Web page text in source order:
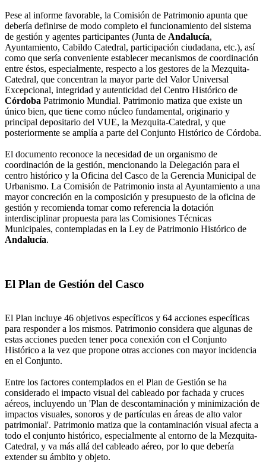
Pese al informe favorable, la Comisión de Patrimonio apunta que
debería definirse de modo completo el funcionamiento del sistema
de gestión y agentes participantes (Junta de Andalucía,
Ayuntamiento, Cabildo Catedral, participación ciudadana, etc.), así
como que sería conveniente establecer mecanismos de coordinación
entre éstos, especialmente, respecto a los gestores de la Mezquita-
Catedral, que concentran la mayor parte del Valor Universal
Excepcional, integridad y autenticidad del Centro Histórico de
Córdoba Patrimonio Mundial. Patrimonio matiza que existe un
único bien, que tiene como núcleo fundamental, originario y
principal depositario del VUE, la Mezquita-Catedral, y que
posteriormente se amplía a parte del Conjunto Histórico de Córdoba.
El documento reconoce la necesidad de un organismo de
coordinación de la gestión, mencionando la Delegación para el
centro histórico y la Oficina del Casco de la Gerencia Municipal de
Urbanismo. La Comisión de Patrimonio insta al Ayuntamiento a una
mayor concreción en la composición y presupuesto de la oficina de
gestión y recomienda tomar como referencia la dotación
interdisciplinar propuesta para las Comisiones Técnicas
Municipales, contempladas en la Ley de Patrimonio Histórico de
Andalucía.
El Plan de Gestión del Casco
El Plan incluye 46 objetivos específicos y 64 acciones específicas
para responder a los mismos. Patrimonio considera que algunas de
estas acciones pueden tener poca conexión con el Conjunto
Histórico a la vez que propone otras acciones con mayor incidencia
en el Conjunto.
Entre los factores contemplados en el Plan de Gestión se ha
considerado el impacto visual del cableado por fachada y cruces
aéreos, incluyendo un 'Plan de descontaminación y minimización de
impactos visuales, sonoros y de partículas en áreas de alto valor
patrimonial'. Patrimonio matiza que la contaminación visual afecta a
todo el conjunto histórico, especialmente al entorno de la Mezquita-
Catedral, y va más allá del cableado aéreo, por lo que debería
extender su ámbito y objeto.